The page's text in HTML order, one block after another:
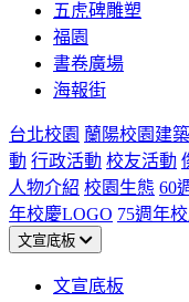
五虎碑雕塑
福園
書卷廣場
海報街
台北校園 蘭陽校園建
動 行政活動 校友活動
人物介紹 校園生態 60
年校慶LOGO 75週年
文宣底板
文宣底板